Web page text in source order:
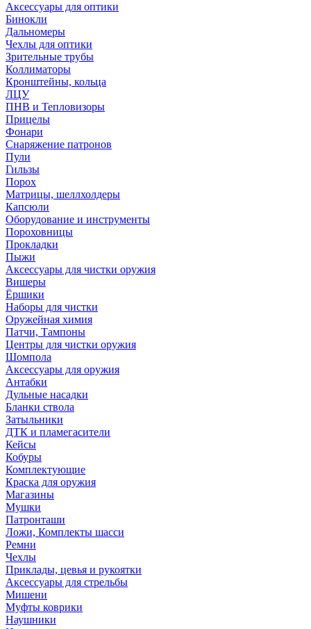
Аксессуары для оптики
Бинокли
Дальномеры
Чехлы для оптики
Зрительные трубы
Коллиматоры
Кронштейны, кольца
ЛЦУ
ПНВ и Тепловизоры
Прицелы
Фонари
Снаряжение патронов
Пули
Гильзы
Порох
Матрицы, шеллхолдеры
Капсюли
Оборудование и инструменты
Пороховницы
Прокладки
Пыжи
Аксессуары для чистки оружия
Вишеры
Ёршики
Наборы для чистки
Оружейная химия
Патчи, Тампоны
Центры для чистки оружия
Шомпола
Аксессуары для оружия
Антабки
Дульные насадки
Бланки ствола
Затыльники
ДТК и пламегасители
Кейсы
Кобуры
Комплектующие
Краска для оружия
Магазины
Мушки
Патронташи
Ложи, Комплекты шасси
Ремни
Чехлы
Приклады, цевья и рукоятки
Аксессуары для стрельбы
Мишени
Муфты коврики
Наушники